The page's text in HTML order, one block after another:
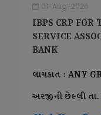
01-Aug-2026
IBPS CRP FOR
SERVICE
BANK
લાયકાત : ANY
અરજીની છેલ્લી